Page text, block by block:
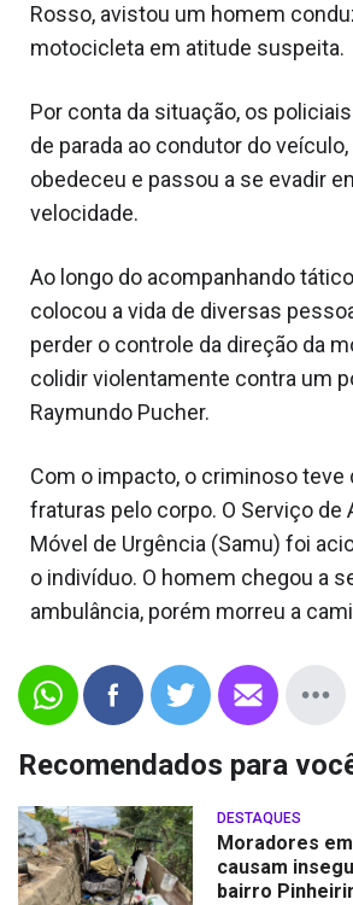
Rosso, avistou um homem
motocicleta em atitude suspeita.
Por conta da situação, os
de parada ao condutor do
obedeceu e passou a se evadir
velocidade.
Ao longo do acompanhando
colocou a vida de diversas
perder o controle da direção da
colidir violentamente contra um
Raymundo Pucher.
Com o impacto, o criminoso teve
fraturas pelo corpo. O Serviço de
Móvel de Urgência (Samu) foi
o indivíduo. O homem chegou a
ambulância, porém morreu a
Recomendados para
DESTAQUES
Moradores
causam
bairro